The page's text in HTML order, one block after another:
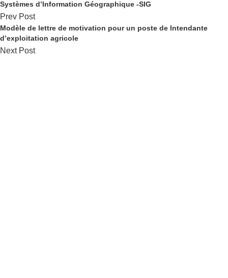
Systèmes d’Information Géographique -SIG
Prev Post
Modèle de lettre de motivation pour un poste de Intendante
d’exploitation agricole
Next Post